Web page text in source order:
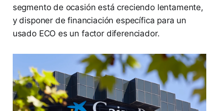
segmento de ocasión está creciendo lentamente,
y disponer de financiación específica para un
usado ECO es un factor diferenciador.